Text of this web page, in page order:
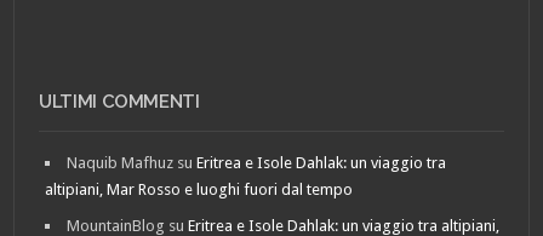
ULTIMI COMMENTI
Naquib Mafhuz suEritrea e Isole Dahlak: un viaggio tra
altipiani, Mar Rosso e luoghi fuori dal tempo
MountainBlog suEritrea e Isole Dahlak: un viaggio tra altipiani,